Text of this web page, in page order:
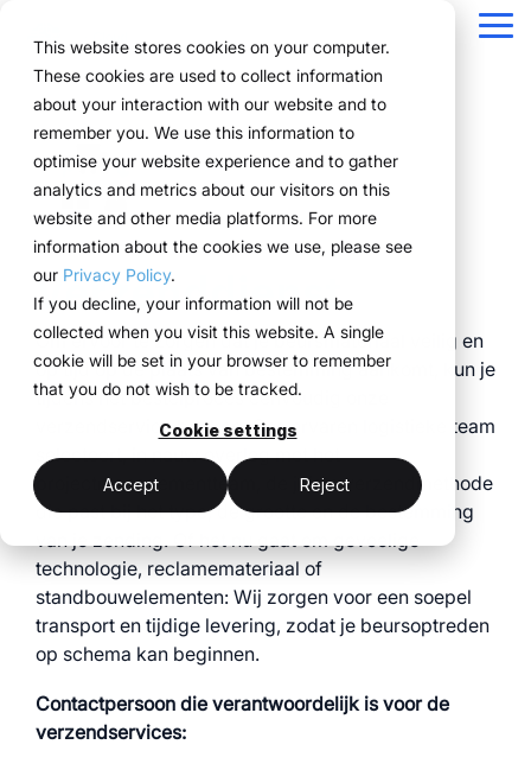
This website stores cookies on your computer.
These cookies are used to collect information
about your interaction with our website and to
remember you. We use this information to
optimise your website experience and to gather
analytics and metrics about our visitors on this
website and other media platforms. For more
information about the cookies we use, please see
our Privacy Policy.
If you decline, your information will not be
collected when you visit this website. A single
cookie will be set in your browser to remember
that you do not wish to be tracked.
Cookie settings
Accept Reject
überspringen
Overzicht
Zo werkt het
Het systeem
Structuur voor uw
eventprocessen.
ExpoCloud brengt
planning, uitvoering en
evaluatie samen in één
centraal systeem.
Voor bedrijven die hun
beursoptredens willen
standaardiseren en
schaalbaar willen
aansturen..
één systeem in plaats
van losse
oplossingen
duidelijke processen
voor alle events
volledige
transparantie en
controle
Functionaliteiten
Planning
Boeking
Logistiek
Analyse
Projectmanagement
Alles wat u nodig
heeft voor events.
Van de eerste planning
tot en met de evaluatie
werken alle
functionaliteiten
naadloos samen en
volgen zij een duidelijke
structuur.
centraal platform
(myWWM)
modulaire
beursstands
geïntegreerde
logistiek
data voor
gefundeerde
beslissingen
Bekijk ook alle
Marketingteams
Eventmanagers
Inkoop
Voor bedrijven met
complexe
eventstructuren
ExpoCloud is
ontwikkeld voor teams
die regelmatig aan
beurzen deelnemen en
hun processen eindelijk
willen structureren.
minder afstemming
meer controle
over alle locaties
Referenties
Projecten
Bewezen in de
praktijk.
Bedrijven uit diverse
sectoren beheren hun
events efficiënt,
schaalbaar en
gestructureerd met
ExpoCloud.
Prijzen & model
Huursystemen uitgelegd
Logistiek-flatrate
Schaalbaarheid
Publieke Versie
Over ons
WWM Groep
Duurzaamheid
Technologie & platform
Blog
Technologie
ontmoet
uitvoering
ExpoCloud
combineert
beursbouw en
logistiek,
ontwikkeld en
beheerd door
de WWM
Groep.
Verzenddienst
Om ervoor te zorgen dat je beursmateriaal veilig en
op tijd op de plaats van bestemming aankomt, kun je
tijdens het bestelproces eenvoudig onze
verzendservice boeken. Ons ervaren logistieke team
selecteert, in nauw overleg met het
projectmanagementteam, de juiste verzendmethode
die past bij het type, de grootte en de bestemming
van je zending. Of het nu gaat om gevoelige
technologie, reclamemateriaal of
standbouwelementen: Wij zorgen voor een soepel
transport en tijdige levering, zodat je beursoptreden
op schema kan beginnen.
Contactpersoon die verantwoordelijk is voor de
verzendservices: